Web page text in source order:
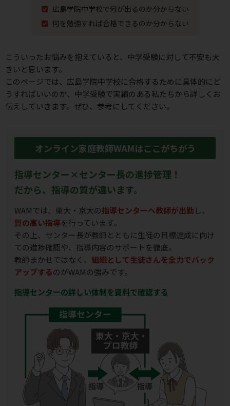
広島学院中学校で何が出るのか分からない
何を勉強すれば合格できるのか分からない
こういったお悩みを抱えていると、中学受験に対して不安も⼤
きいと思います。
このページでは、広島学院中学校に合格するために具体的にど
うすればいいのか、 中学受験で実績のある私たちから詳しくお
伝えしていきます。ぜひ、参考にしてください。
オンライン家庭教師WAMはここがちがう
指導センター×センター長の進捗管理！
だから、指導の質が違います。
WAMでは、東大・京大の指導センターへ教師が出勤 し、
質の高い指導を行っています。
その上、センター長が教師とともに生徒の目標達成に向け
ての進捗確認や、指導内容のサポートを徹底。
教師まかせではなく、 組織として生徒さんを全力でバック
アップするのがWAMの強みです。
指導センターの詳しい体制を資料で確認する